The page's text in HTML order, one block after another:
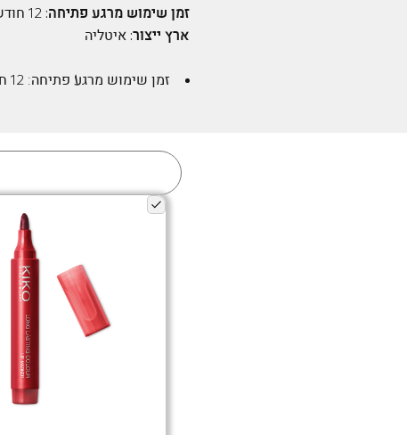
זמן שימוש מרגע פתיחה: 12 חודשים
ארץ ייצור:איטליה
זמן שימוש מרגע פתיחה: 12 חודשים